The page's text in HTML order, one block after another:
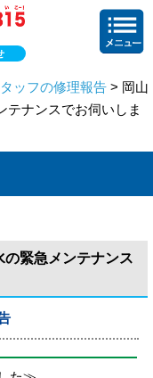
ッフの修理報告 > 岡山
テナンスでお伺いしま
の緊急メンテナンス